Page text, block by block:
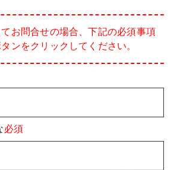
てお問合せの場合、下記の必須事項
ンをクリックしてください。
必須